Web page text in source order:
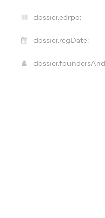
dossier.edrpo:
dossier.regDate: